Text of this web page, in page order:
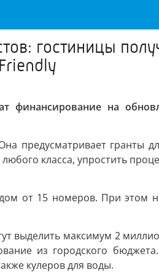
гостиницы
финансирование на
предусматривает гранты
класса, упростить
от 15 номеров. При этом
выделить максимум 2
из городского
кулеров для воды.